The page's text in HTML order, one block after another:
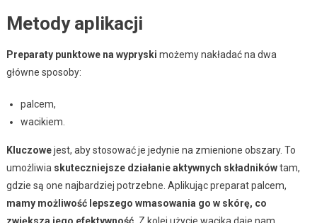
Metody aplikacji
Preparaty punktowe na wypryski możemy nakładać na dwa
główne sposoby:
palcem,
wacikiem.
Kluczowejest, aby stosować je jedynie na zmienione obszary. To
umożliwia skuteczniejsze działanie aktywnych składnikówtam,
gdzie są one najbardziej potrzebne. Aplikując preparat palcem,
mamy możliwość lepszego wmasowania go w skórę, co